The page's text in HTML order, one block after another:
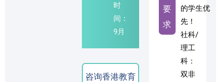
时
间：
9月
咨询香港教育
要
求
的学生优
先！
社科/
理工
科：
双非